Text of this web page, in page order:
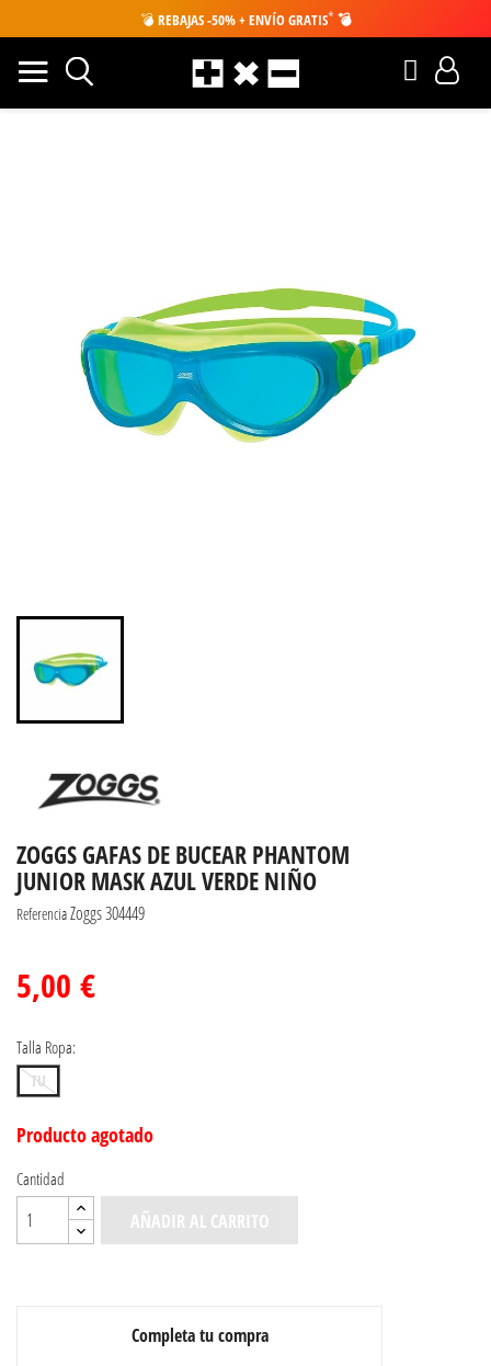
💣 REBAJAS -50% + ENVÍO GRATIS* 💣
ZOGGS GAFAS DE BUCEAR PHANTOM
JUNIOR MASK AZUL VERDE NIÑO
ReferenciaZoggs 304449
5,00 €
Talla Ropa:
TU
Producto agotado
Cantidad
AÑADIR AL CARRITO
Completa tu compra